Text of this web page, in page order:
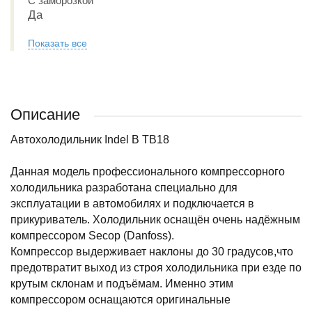
Да
Показать все
Описание
Автохолодильник Indel B TB18
Данная модель профессионального компрессорного
холодильника разработана специально для
эксплуатации в автомобилях и подключается в
прикуриватель. Холодильник оснащён очень надёжным
компрессором Secop (Danfoss).
Компрессор выдерживает наклоны до 30 градусов,что
предотвратит выход из строя холодильника при езде по
крутым склонам и подъёмам. Именно этим
компрессором оснащаются оригинальные